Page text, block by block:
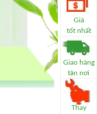
Giá
tốt nhất
Giao hàng
tận nơi
Thay